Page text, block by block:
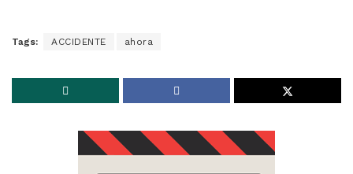
Tags: ACCIDENTE ahora